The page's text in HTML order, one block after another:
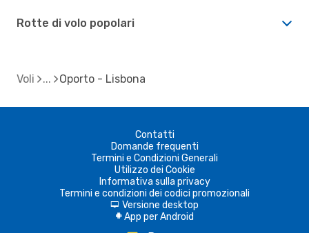
Rotte di volo popolari
Voli Oporto - Lisbona
Contatti
Domande frequenti
Termini e Condizioni Generali
Utilizzo dei Cookie
Informativa sulla privacy
Termini e condizioni dei codici promozionali
d Versione desktop
A App per Android